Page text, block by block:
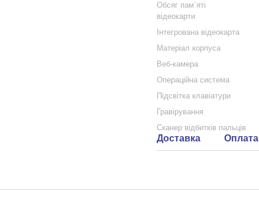
Обсяг пам`яті
відеокарти
Інтегрована відеокарта
Матеріал корпуса
Веб-камера
Операційна система
Підсвітка клавіатури
Гравірування
Сканер відбитків пальців
Доставка Оплата